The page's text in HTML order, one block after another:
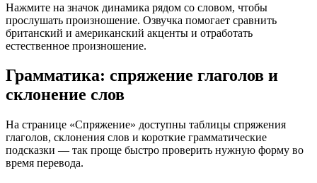
Нажмите на значок динамика рядом со словом, чтобы
прослушать произношение. Озвучка помогает сравнить
британский и американский акценты и отработать
естественное произношение.
Грамматика: спряжение глаголов и
склонение слов
На странице «Спряжение» доступны таблицы спряжения
глаголов, склонения слов и короткие грамматические
подсказки — так проще быстро проверить нужную форму во
время перевода.